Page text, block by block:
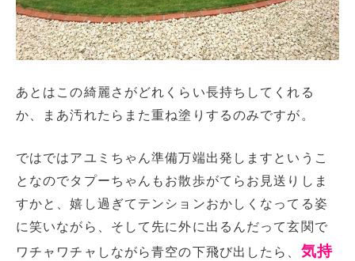
あとはこの綺麗さがどれくらい長持ちしてくれる
か、まあ汚れたらまた重ね塗りするのみですが。
ではではアユミちゃん準備万端出発しますというこ
となのでタプーちゃんもお散歩がてらお見送りしま
すかと、嬉し過ぎてテンションおかしくなってる姿
に笑いながら、そして先に外に出るんだって玄関で
ワチャワチャしながら青空の下飛び出したら、 気持